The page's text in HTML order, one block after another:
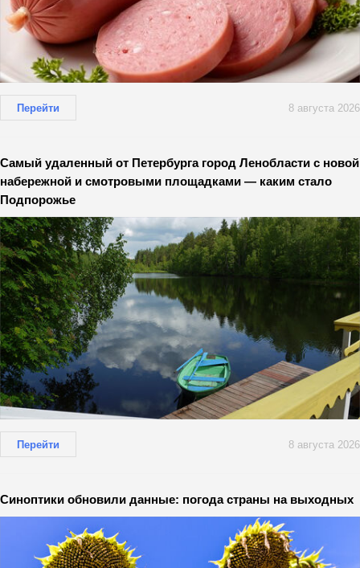
Перейти 8 августа 2026
Самый удаленный от Петербурга город Ленобласти с новой
набережной и смотровыми площадками — каким стало
Подпорожье
Перейти 8 августа 2026
Синоптики обновили данные: погода страны на выходных